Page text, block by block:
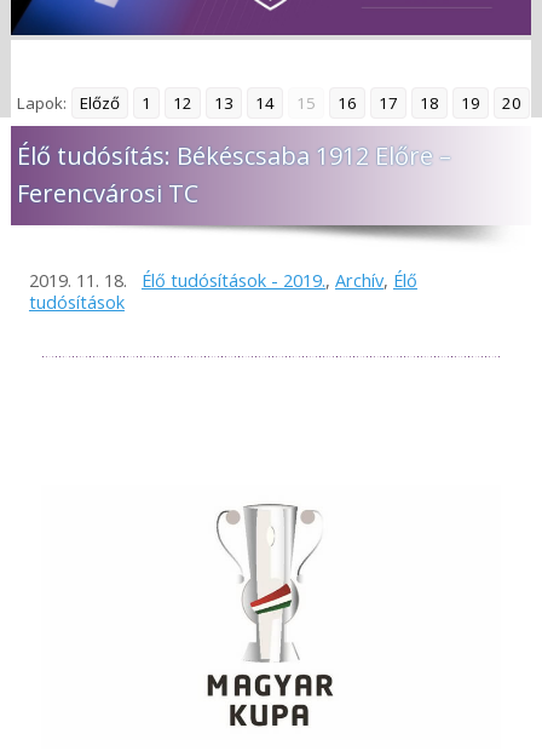
Lapok: Előző 1 12 13 14 15 16 17 18 19 20
Élő tudósítás: Békéscsaba 1912 Előre –
Ferencvárosi TC
2019. 11. 18. Élő tudósítások - 2019., Archív, Élő
tudósítások